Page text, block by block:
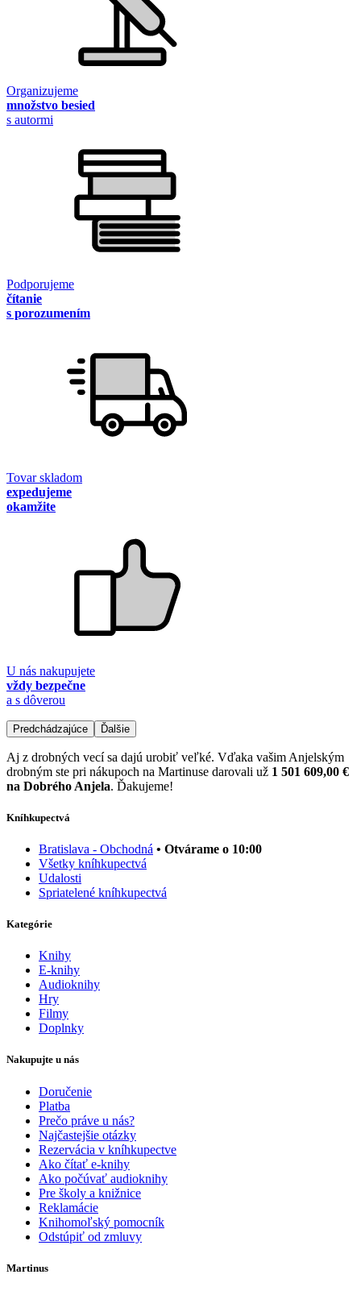
Organizujeme
množstvo besied
s autormi
Podporujeme
čítanie
s porozumením
Tovar skladom
expedujeme
okamžite
U nás nakupujete
vždy bezpečne
a s dôverou
Predchádzajúce Ďalšie
Aj z drobných vecí sa dajú urobiť veľké. Vďaka vašim Anjelským
drobným ste pri nákupoch na Martinuse darovali už 1 501 609,00 €
na Dobrého Anjela. Ďakujeme!
Kníhkupectvá
Bratislava - Obchodná • Otvárame o 10:00
Všetky kníhkupectvá
Udalosti
Spriatelené kníhkupectvá
Kategórie
Knihy
E-knihy
Audioknihy
Hry
Filmy
Doplnky
Nakupujte u nás
Doručenie
Platba
Prečo práve u nás?
Najčastejšie otázky
Rezervácia v kníhkupectve
Ako čítať e-knihy
Ako počúvať audioknihy
Pre školy a knižnice
Reklamácie
Knihomoľský pomocník
Odstúpiť od zmluvy
Martinus